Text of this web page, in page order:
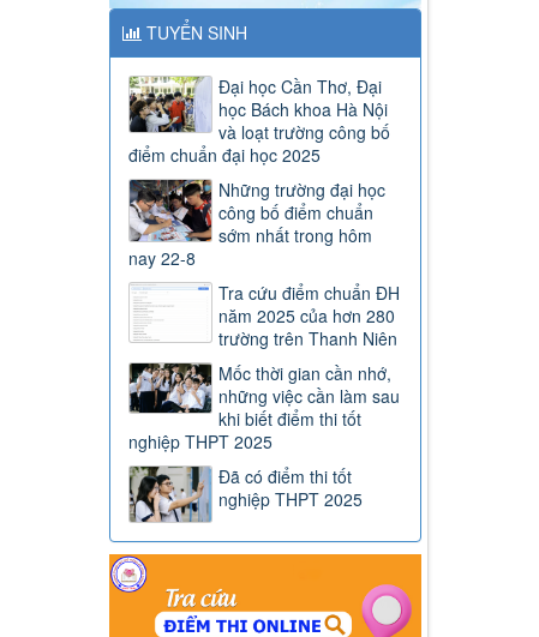
TUYỂN SINH
Đại học Cần Thơ, Đại
học Bách khoa Hà Nội
và loạt trường công bố
điểm chuẩn đại học 2025
Những trường đại học
công bố điểm chuẩn
sớm nhất trong hôm
nay 22-8
Tra cứu điểm chuẩn ĐH
năm 2025 của hơn 280
trường trên Thanh Niên
Mốc thời gian cần nhớ,
những việc cần làm sau
khi biết điểm thi tốt
nghiệp THPT 2025
Đã có điểm thi tốt
nghiệp THPT 2025